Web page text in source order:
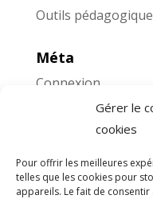
Gérer le
cookies
Pour offrir les meilleures
telles que les cookies pour
appareils. Le fait de
Outils
Méta
Connexion
Flux des
Flux des
Site de WordPress-